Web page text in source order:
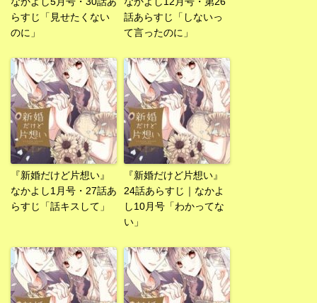
らすじ「見せたくない
のに」
話あらすじ「しないっ
て言ったのに」
『新婚だけど片想い』
なかよし1月号・27話あ
らすじ「話キスして」
『新婚だけど片想い』
24話あらすじ｜なかよ
し10月号「わかってな
い」